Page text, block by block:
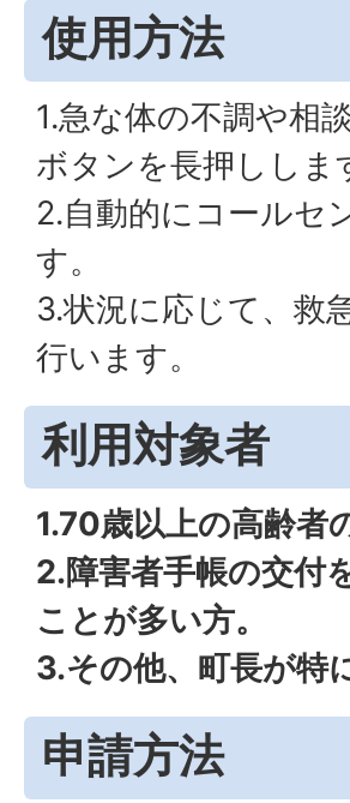
使用方法
1.急な体の不調や相
ボタンを長押ししま
2.自動的にコールセ
す。
3.状況に応じて、救
行います。
利用対象者
1.70歳以上の高齢者
2.障害者手帳の交付
ことが多い方。
3.その他、町長が特
申請方法